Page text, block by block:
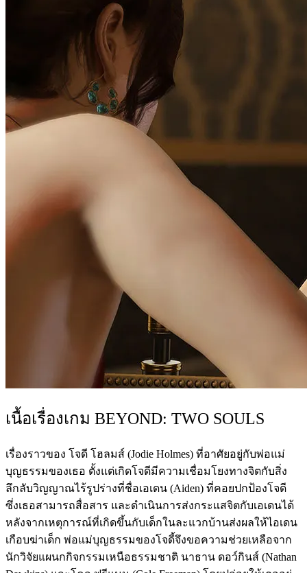
เนื้อเรื่องเกม BEYOND: TWO SOULS
เรื่องราวของ โจดี โฮลมส์ (Jodie Holmes) ที่อาศัยอยู่กับพ่อแม่
บุญธรรมของเธอ ตั้งแต่เกิดโจดีมีความเชื่อมโยงทางจิตกับสิ่ง
ลึกลับวิญญาณไร้รูปร่างที่ชื่อเอเดน (Aiden) ที่คอยปกป้องโจดี
ซึ่งเธอสามารถสื่อสาร และดำเนินการส่งกระแสจิตกับเอเดนได้
หลังจากเหตุการณ์ที่เกิดขึ้นกับเด็กในละแวกบ้านส่งผลให้ไอเดน
เกือบฆ่าเด็ก พ่อแม่บุญธรรมของโจดี้จึงขอความช่วยเหลือจาก
นักวิจัยแผนกกิจกรรมเหนือธรรมชาติ นาธาน ดอว์กินส์ (Nathan